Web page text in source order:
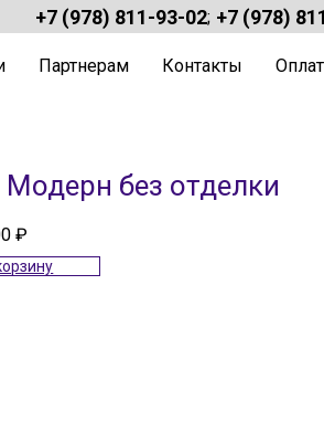
+7 (978) 811-93-02; +7 (978)
Партнерам Контакты
без отделки
₽